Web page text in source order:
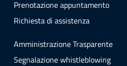
Prenotazione appuntamento
Richiesta di assistenza
Amministrazione Trasparente
Segnalazione whistleblowing